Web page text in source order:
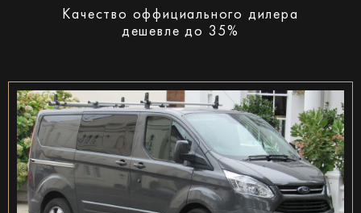
Качество оффициального дилера
дешевле до 35%